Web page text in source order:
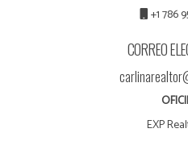
+1 786
CORREO
EXP